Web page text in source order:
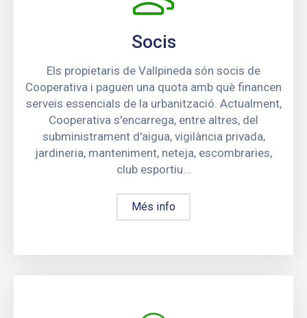
Socis
Els propietaris de Vallpineda són socis de
Cooperativa i paguen una quota amb què financen
serveis essencials de la urbanització. Actualment,
Cooperativa s'encarrega, entre altres, del
subministrament d'aigua, vigilància privada,
jardineria, manteniment, neteja, escombraries,
club esportiu...
Més info